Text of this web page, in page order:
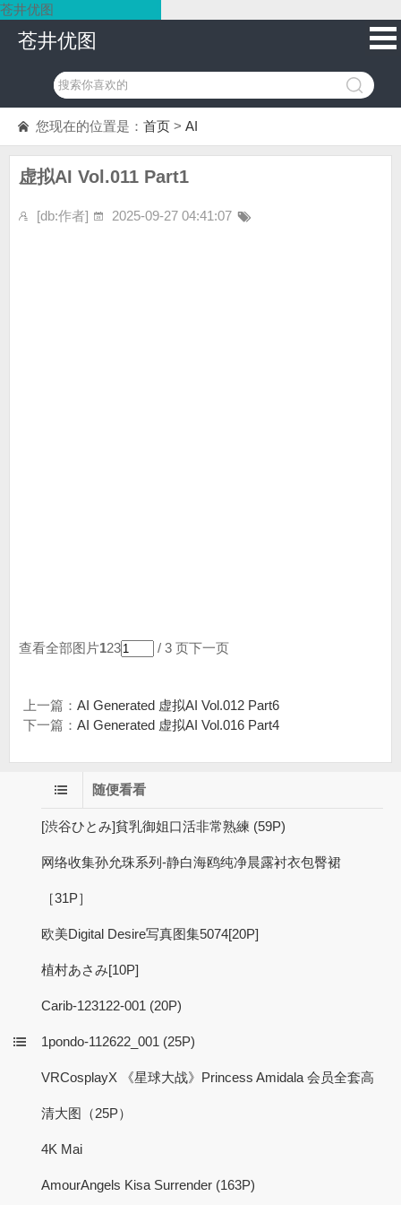
苍井优图
苍井优图
您现在的位置是： 首页 > AI
虚拟AI Vol.011 Part1
[db:作者] 2025-09-27 04:41:07
查看全部图片123 / 3 页下一页
上一篇： AI Generated 虚拟AI Vol.012 Part6
下一篇： AI Generated 虚拟AI Vol.016 Part4
随便看看
[渋谷ひとみ]貧乳御姐口活非常熟練 (59P)
网络收集孙允珠系列-静白海鸥纯净晨露衬衣包臀裙
［31P］
欧美Digital Desire写真图集5074[20P]
植村あさみ[10P]
Carib-123122-001 (20P)
1pondo-112622_001 (25P)
VRCosplayX 《星球大战》Princess Amidala 会员全套高
清大图（25P）
4K Mai
AmourAngels Kisa Surrender (163P)